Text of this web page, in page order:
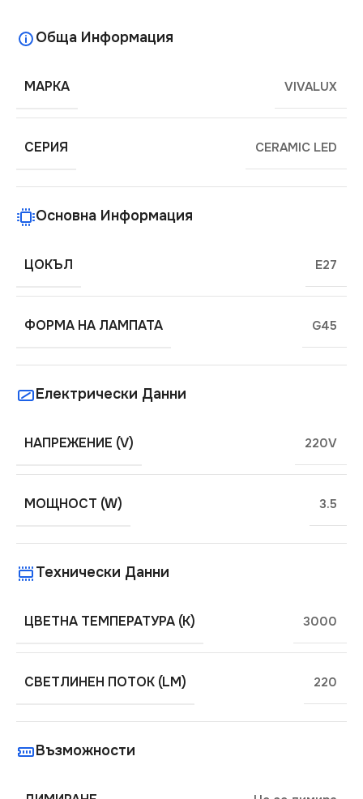
Обща Информация
МАРКА VIVALUX
СЕРИЯ CERAMIC LED
Основна Информация
ЦОКЪЛ E27
ФОРМА НА ЛАМПАТА G45
Електрически Данни
НАПРЕЖЕНИЕ (V) 220V
МОЩНОСТ (W) 3.5
Технически Данни
ЦВЕТНА ТЕМПЕРАТУРА (K) 3000
СВЕТЛИНЕН ПОТОК (LM) 220
Възможности